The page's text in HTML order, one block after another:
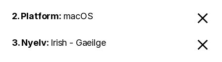
2. Platform: macOS
3. Nyelv: Irish - Gaeilge